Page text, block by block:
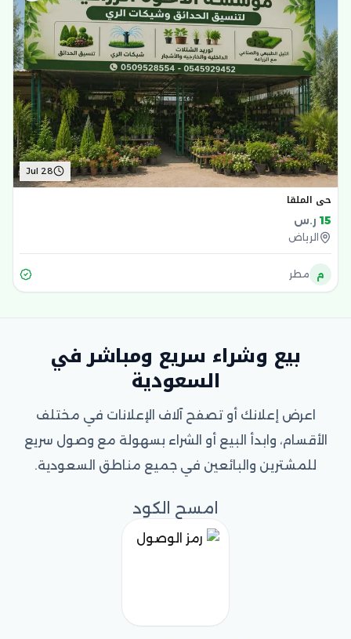
Jul 28
حي الملقا
15 ر.س
الرياض
م مطر
بيع وشراء سريع ومباشر في
السعودية
اعرض إعلانك أو تصفح آلاف الإعلانات في مختلف
الأقسام، وابدأ البيع أو الشراء بسهولة مع وصول سريع
للمشترين والبائعين في جميع مناطق السعودية.
امسح الكود